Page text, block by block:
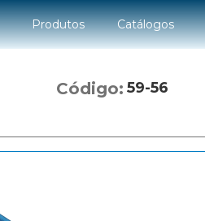
Produtos Catálogos
Código: 59-56